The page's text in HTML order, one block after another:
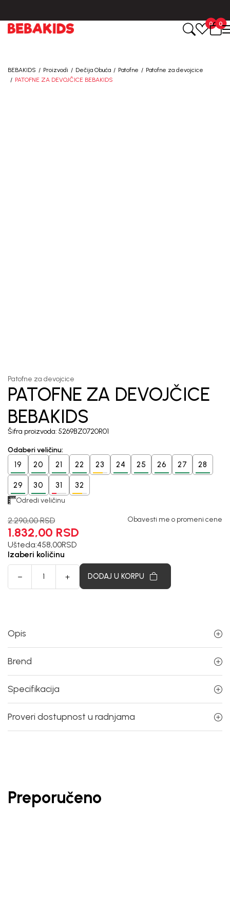
0
0
BEBAKIDS Proizvodi Dečija Obuća Patofne
Patofne za devojcice
PATOFNE ZA DEVOJČICE BEBAKIDS
Patofne za devojcice
PATOFNE ZA DEVOJČICE
BEBAKIDS
Šifra proizvoda: 5269BZ0720R01
Odaberi veličinu:
19 20 21 22 23 24 25 26 27 28
29 30 31 32
Odredi veličinu
2.290,00 RSD
1.832,00 RSD
Ušteda:458,00RSD
Obavesti me o promeni cene
Izaberi količinu
DODAJ U KORPU
Opis
Brend
Specifikacija
Proveri dostupnost u radnjama
Preporučeno